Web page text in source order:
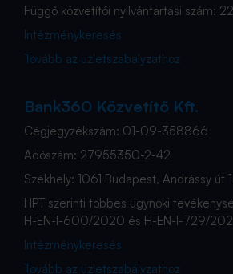
Függő közvetítői nyilvántartási szám:
Intézménykeresés
Tovább az üzletszabályzathoz
Bank360 Közvetítő Kft.
Cégjegyzékszám: 01-09-358866
Adószám: 27955350-2-42
Székhely: 1061 Budapest, Andrássy út
HPT szerinti többes ügynöki
H-EN-I-600/2020 és H-EN-I-729/
Intézménykeresés
Tovább az üzletszabályzathoz